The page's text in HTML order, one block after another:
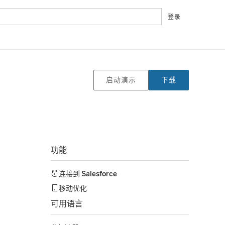
登录
启动演示 下载
功能
连接到 Salesforce
移动优化
可用语言